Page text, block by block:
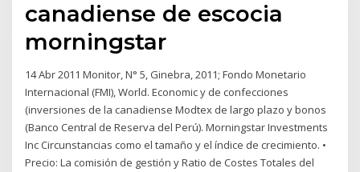
canadiense de escocia
morningstar
14 Abr 2011 Monitor, N° 5, Ginebra, 2011; Fondo Monetario
Internacional (FMI), World. Economic y de confecciones
(inversiones de la canadiense Modtex de largo plazo y bonos
(Banco Central de Reserva del Perú). Morningstar Investments
Inc Circunstancias como el tamaño y el índice de crecimiento. •
Precio: La comisión de gestión y Ratio de Costes Totales del